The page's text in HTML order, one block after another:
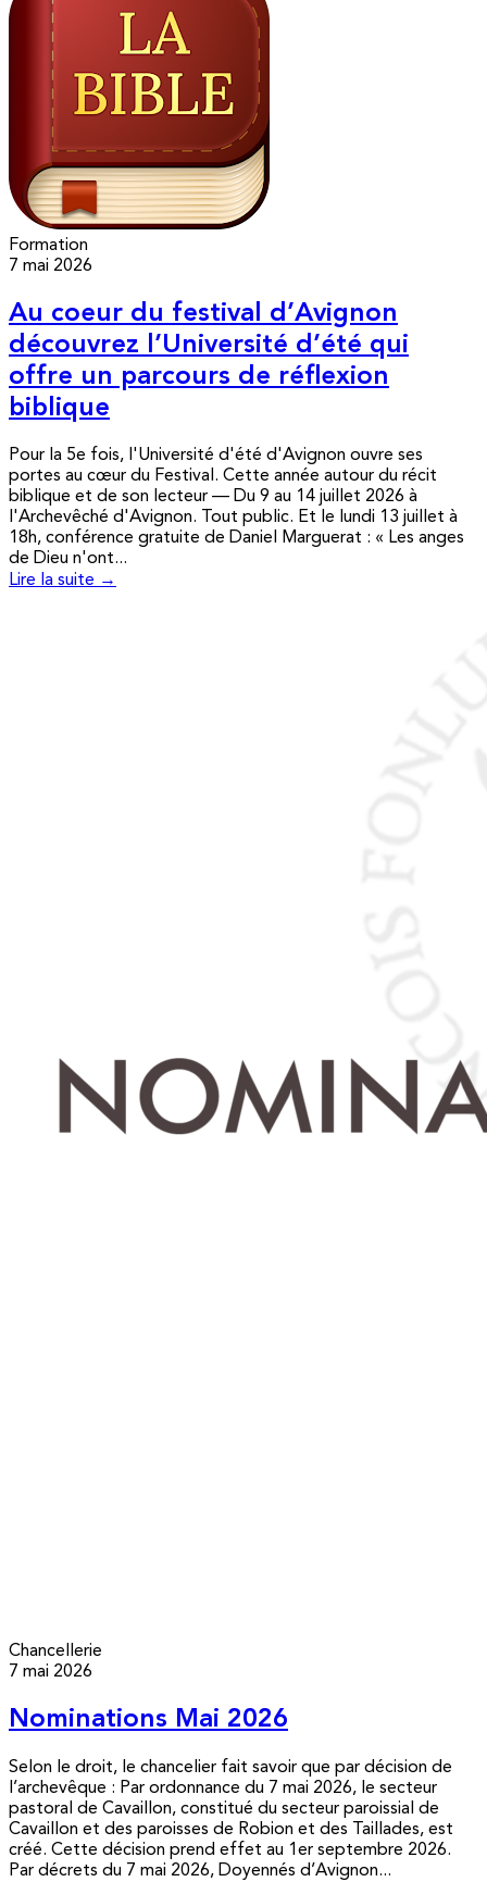
Formation
7 mai 2026
Au coeur du festival d’Avignon
découvrez l’Université d’été qui
offre un parcours de réflexion
biblique
Pour la 5e fois, l'Université d'été d'Avignon ouvre ses
portes au cœur du Festival. Cette année autour du récit
biblique et de son lecteur — Du 9 au 14 juillet 2026 à
l'Archevêché d'Avignon. Tout public. Et le lundi 13 juillet à
18h, conférence gratuite de Daniel Marguerat : « Les anges
de Dieu n'ont...
Lire la suite →
Chancellerie
7 mai 2026
Nominations Mai 2026
Selon le droit, le chancelier fait savoir que par décision de
l’archevêque : Par ordonnance du 7 mai 2026, le secteur
pastoral de Cavaillon, constitué du secteur paroissial de
Cavaillon et des paroisses de Robion et des Taillades, est
créé. Cette décision prend effet au 1er septembre 2026.
Par décrets du 7 mai 2026, Doyennés d’Avignon...